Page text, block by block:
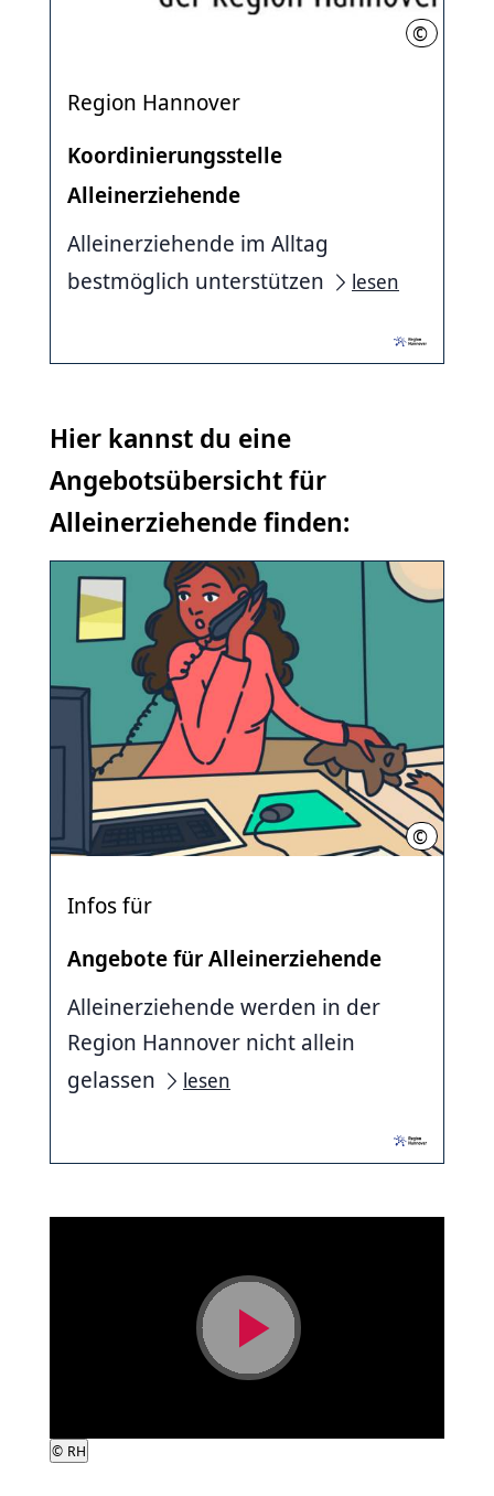
© Region
Region Hannover
Koordinierungsstelle
Alleinerziehende
Alleinerziehende im Alltag
bestmöglich unterstützen
lesen
Hier kannst du eine
Angebotsübersicht für
Alleinerziehende finden:
© Region
Infos für
Angebote für Alleinerziehende
Alleinerziehende werden in der
Region Hannover nicht allein
gelassen
lesen
Video
© RH